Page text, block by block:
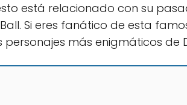
está relacionado con su
Si eres fanático de esta
personajes más enigmáticos de